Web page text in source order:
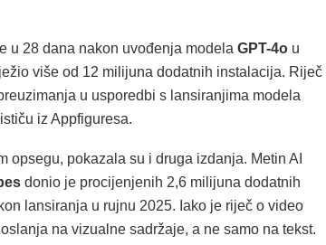
u 28 dana nakon uvođenja modela GPT-4ou
više od 12 milijuna dodatnih instalacija. Riječ
u usporedbi s lansiranjima modela
iz Appfiguresa.
opsegu, pokazala su i druga izdanja. Metin AI
donio je procijenjenih 2,6 milijuna dodatnih
lansiranja u rujnu 2025. Iako je riječ o video
na vizualne sadržaje, a ne samo na tekst.